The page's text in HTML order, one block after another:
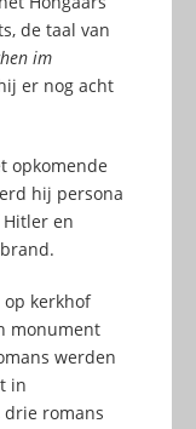
de taal van
im
er nog acht
opkomende
hij persona
en
kerkhof
monument
werden
in
romans